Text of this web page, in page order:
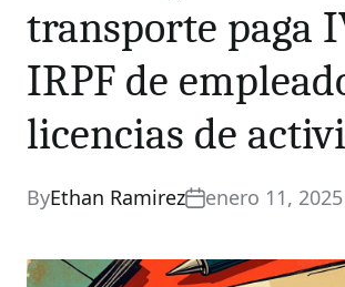
transporte paga
IRPF de
licencias de
ByEthan Ramirez enero 11, 2025